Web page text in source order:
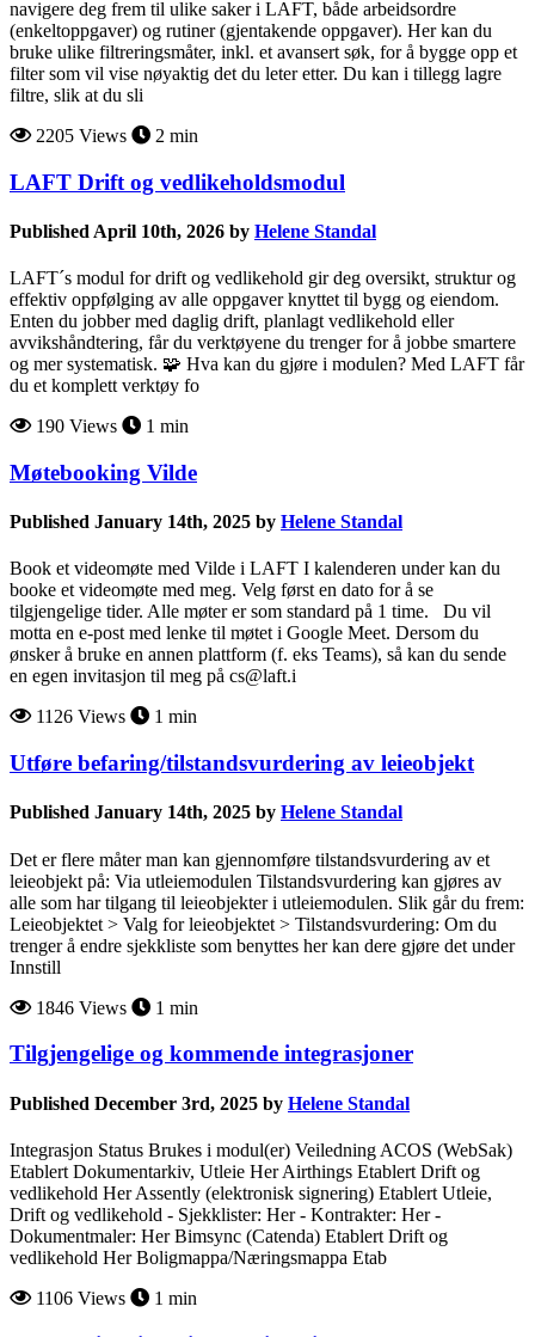
navigere deg frem til ulike saker i LAFT, både arbeidsordre
(enkeltoppgaver) og rutiner (gjentakende oppgaver). Her kan du
bruke ulike filtreringsmåter, inkl. et avansert søk, for å bygge opp et
filter som vil vise nøyaktig det du leter etter. Du kan i tillegg lagre
filtre, slik at du sli
2205 Views
2 min
LAFT Drift og vedlikeholdsmodul
Published April 10th, 2026 by Helene Standal
LAFT´s modul for drift og vedlikehold gir deg oversikt, struktur og
effektiv oppfølging av alle oppgaver knyttet til bygg og eiendom.
Enten du jobber med daglig drift, planlagt vedlikehold eller
avvikshåndtering, får du verktøyene du trenger for å jobbe smartere
og mer systematisk. 🧩 Hva kan du gjøre i modulen? Med LAFT får
du et komplett verktøy fo
190 Views
1 min
Møtebooking Vilde
Published January 14th, 2025 by Helene Standal
Book et videomøte med Vilde i LAFT I kalenderen under kan du
booke et videomøte med meg. Velg først en dato for å se
tilgjengelige tider. Alle møter er som standard på 1 time. Du vil
motta en e-post med lenke til møtet i Google Meet. Dersom du
ønsker å bruke en annen plattform (f. eks Teams), så kan du sende
en egen invitasjon til meg på cs@laft.i
1126 Views
1 min
Utføre befaring/tilstandsvurdering av leieobjekt
Published January 14th, 2025 by Helene Standal
Det er flere måter man kan gjennomføre tilstandsvurdering av et
leieobjekt på: Via utleiemodulen Tilstandsvurdering kan gjøres av
alle som har tilgang til leieobjekter i utleiemodulen. Slik går du frem:
Leieobjektet > Valg for leieobjektet > Tilstandsvurdering: Om du
trenger å endre sjekkliste som benyttes her kan dere gjøre det under
Innstill
1846 Views
1 min
Tilgjengelige og kommende integrasjoner
Published December 3rd, 2025 by Helene Standal
Integrasjon Status Brukes i modul(er) Veiledning ACOS (WebSak)
Etablert Dokumentarkiv, Utleie Her Airthings Etablert Drift og
vedlikehold Her Assently (elektronisk signering) Etablert Utleie,
Drift og vedlikehold - Sjekklister: Her - Kontrakter: Her -
Dokumentmaler: Her Bimsync (Catenda) Etablert Drift og
vedlikehold Her Boligmappa/Næringsmappa Etab
1106 Views
1 min